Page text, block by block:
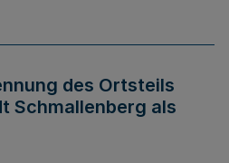
des Ortsteils
Schmallenberg als